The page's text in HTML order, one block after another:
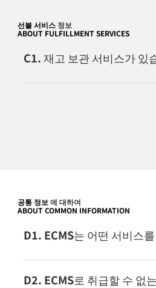
선불 서비스 정보
ABOUT FULFILLMENT SERVICES
C1. 재고 보관 서비스가 있
공통 정보 에 대하여
ABOUT COMMON INFORMATION
D1. ECMS는 어떤 서비스
ECMS는 국제화물 도어 투 도
으로 선적 전화물 포장 등을
D2. ECMS로 취급할 수 없